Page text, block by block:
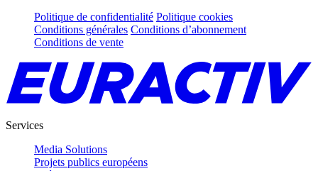
Politique de confidentialité Politique cookies
Conditions générales Conditions d’abonnement
Conditions de vente
Services
Media Solutions
Projets publics européens